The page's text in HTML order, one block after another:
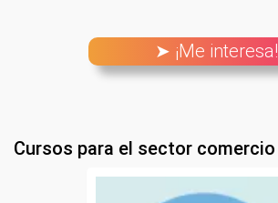
➤ ¡Me interesa!
Cursos para el sector comercio